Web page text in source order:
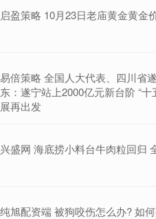
启盈策略 10月23日老庙黄金黄金
易倍策略 全国人大代表、四川省
东：遂宁站上2000亿元新台阶 “
展再出发
兴盛网 海底捞小料台牛肉粒回归
纯旭配资端 被狗咬伤怎么办? 如